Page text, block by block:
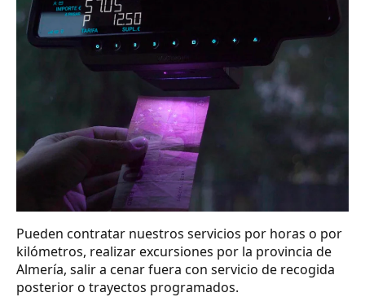
Pueden contratar nuestros servicios por horas o por
kilómetros, realizar excursiones por la provincia de
Almería, salir a cenar fuera con servicio de recogida
posterior o trayectos programados.